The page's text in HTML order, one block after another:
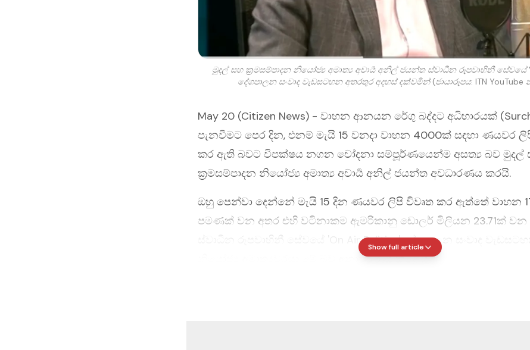
මුදල් සහ ක්‍රමසම්පාදන නියෝජ්‍ය අමාත්‍ය අචාර්‍ය අනිල් ජයන්ත ස්වාධීන රූපවාහිනී සේවයේ
දේශපාලන සංවාද වැඩසටහන අතරතුර අදහස් දක්වමින් (ජායාරූපය: ITN YouTube
May 20 (Citizen News) - වාහන ආනයන රේගු බද්දට අධිභාරයක්
පැනවීමට පෙර දින, එනම් මැයි 15 වනදා වාහන 4000ක් සඳහා ණයවර
කර ඇති බවට විපක්ෂය නගන චෝදනා සම්පූර්ණයෙන්ම අසත්‍ය බව මුදල්
ක්‍රමසම්පාදන නියෝජ්‍ය අමාත්‍ය අචාර්‍ය අනිල් ජයන්ත අවධාරණය කරයි.
ඔහු පෙන්වා දෙන්නේ මැයි 15 දින ණයවර ලිපි විවෘත කර ඇත්තේ වාහන
පමණක් වන අතර එහි වටිනාකම ඇමරිකානු ඩොලර් මිලියන 23.71ක් වන
ස්වාධීන රූපවාහිනී සේවයේ 'On Air Politics' දේශපාලන සංවාද
නියෝජ්‍ය අමාත්‍යවරයා මේ බව අනාවරණය කළේය.
Show full article